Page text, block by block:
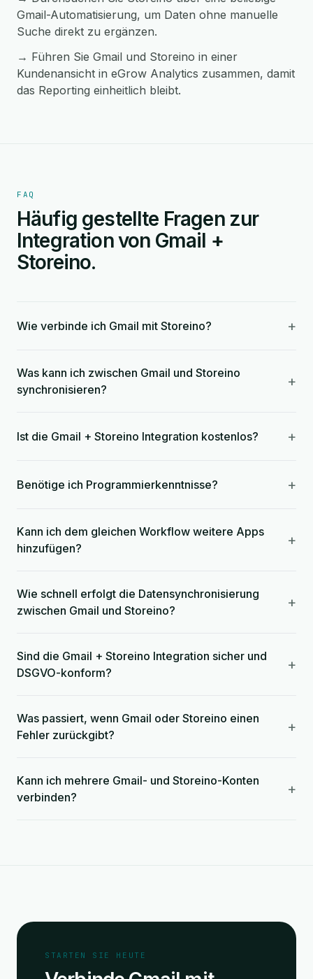
Gmail-Automatisierung, um Daten ohne manuelle
Suche direkt zu ergänzen.
→ Führen Sie Gmail und Storeino in einer
Kundenansicht in eGrow Analytics zusammen, damit
das Reporting einheitlich bleibt.
FAQ
Häufig gestellte Fragen zur
Integration von Gmail +
Storeino.
Wie verbinde ich Gmail mit Storeino? +
Was kann ich zwischen Gmail und Storeino
synchronisieren?
+
Ist die Gmail + Storeino Integration kostenlos? +
Benötige ich Programmierkenntnisse? +
Kann ich dem gleichen Workflow weitere Apps
hinzufügen?
+
Wie schnell erfolgt die Datensynchronisierung
zwischen Gmail und Storeino?
+
Sind die Gmail + Storeino Integration sicher und
DSGVO-konform?
+
Was passiert, wenn Gmail oder Storeino einen
Fehler zurückgibt?
+
Kann ich mehrere Gmail- und Storeino-Konten
verbinden?
+
STARTEN SIE HEUTE